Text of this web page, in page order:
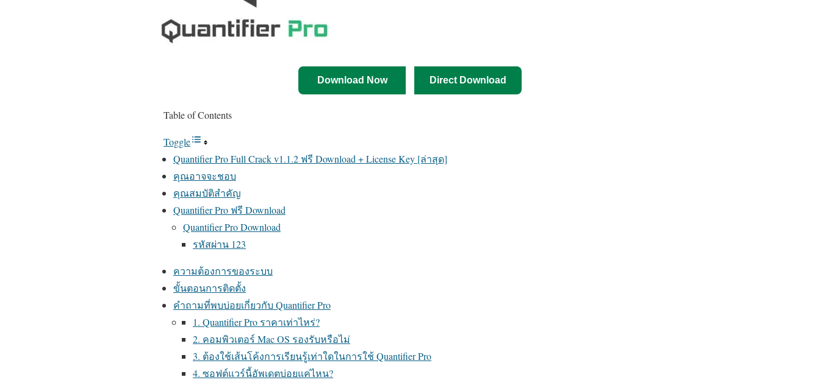
Download Now Direct Download
Table of Contents
Toggle
Quantifier Pro Full Crack v1.1.2 ฟรี Download + License Key [ล่าสุด]
คุณอาจจะชอบ
คุณสมบัติสำคัญ
Quantifier Pro ฟรี Download
Quantifier Pro Download
รหัสผ่าน 123
ความต้องการของระบบ
ขั้นตอนการติดตั้ง
คำถามที่พบบ่อยเกี่ยวกับ Quantifier Pro
1. Quantifier Pro ราคาเท่าไหร่?
2. คอมพิวเตอร์ Mac OS รองรับหรือไม่
3. ต้องใช้เส้นโค้งการเรียนรู้เท่าใดในการใช้ Quantifier Pro
4. ซอฟต์แวร์นี้อัพเดตบ่อยแค่ไหน?